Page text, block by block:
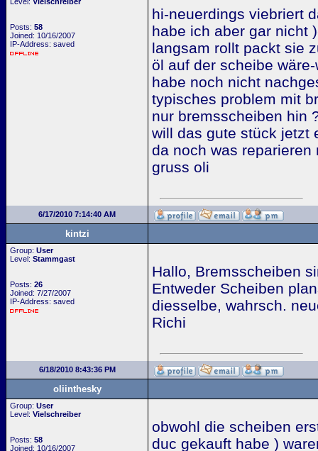
Posts: 58
Joined: 10/16/2007
IP-Address: saved
hi-neuerdings viebriert
habe ich aber gar nicht
langsam rollt packt sie
öl auf der scheibe
habe noch nicht
typisches problem mit
nur bremsscheiben hin
will das gute stück jetzt
da noch was reparieren
gruss oli
6/17/2010 7:14:40 AM
kintzi
Group: User
Level: Stammgast
Posts: 26
Joined: 7/27/2007
IP-Address: saved
Hallo, Bremsscheiben
Entweder Scheiben
diesselbe, wahrsch.
Richi
6/18/2010 8:43:36 PM
oliinthesky
Group: User
Level: Vielschreiber
Posts: 58
Joined: 10/16/2007
obwohl die scheiben
duc gekauft habe )